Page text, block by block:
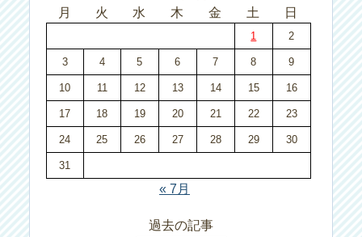
月
火 水 木 金 土 日
1 2
3 4 5 6 7 8 9
10 11 12 13 14 15 16
17 18 19 20 21 22 23
24 25 26 27 28 29 30
31
« 7月
過去の記事